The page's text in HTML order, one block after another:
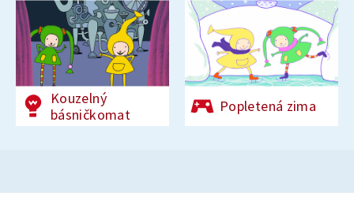
Kouzelný
básničkomat
Popletená zima